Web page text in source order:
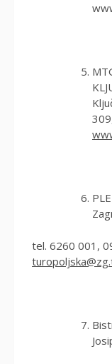
tel. 6260 001,